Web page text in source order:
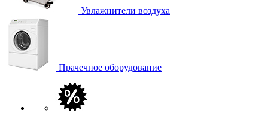
Увлажнители воздуха
Прачечное оборудование